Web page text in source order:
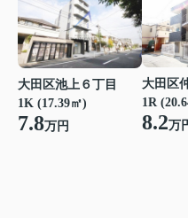
大田区池上６丁目
1K (17.39㎡)
7.8万円
大田区
1R
8.2万